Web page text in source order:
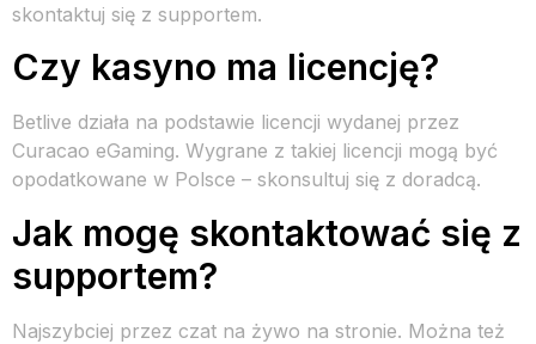
skontaktuj się z supportem.
Czy kasyno ma licencję?
Betlive działa na podstawie licencji wydanej przez
Curacao eGaming. Wygrane z takiej licencji mogą być
opodatkowane w Polsce – skonsultuj się z doradcą.
Jak mogę skontaktować się z
supportem?
Najszybciej przez czat na żywo na stronie. Można też